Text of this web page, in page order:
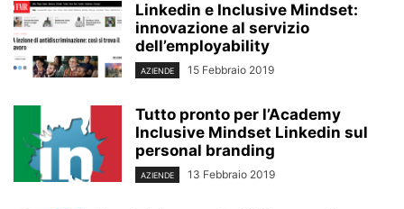
Linkedin e Inclusive Mindset:
innovazione al servizio
dell’employability
AZIENDE 15 Febbraio 2019
Tutto pronto per l’Academy
Inclusive Mindset Linkedin sul
personal branding
AZIENDE 13 Febbraio 2019